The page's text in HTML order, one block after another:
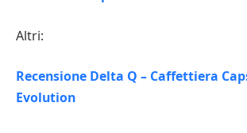
Altri:
Recensione Delta Q – Caffettiera
Evolution